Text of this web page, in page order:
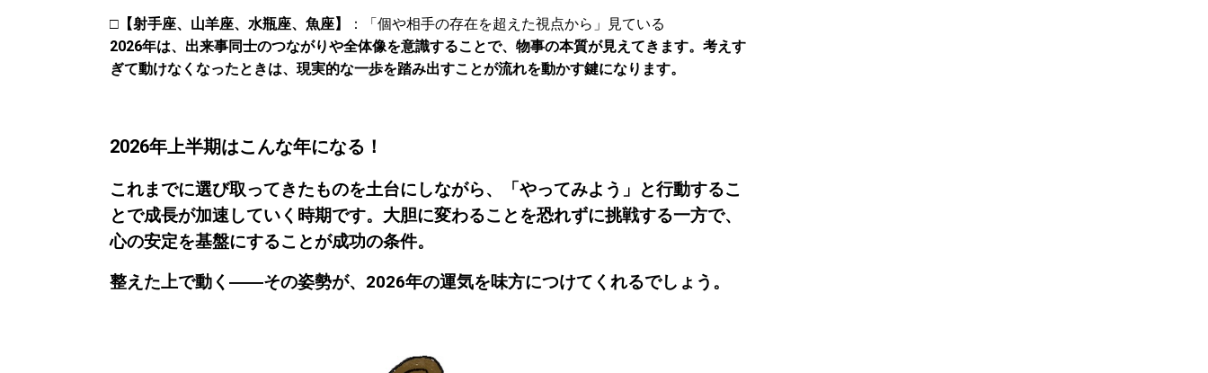
□ 【射手座、山羊座、水瓶座、魚座】
：「個や相手の存在を超えた視点から」見ている
2026年は、出来事同士のつながりや全体像を意識することで、物事の本質が見えてきます。考えす
ぎて動けなくなったときは、現実的な一歩を踏み出すことが流れを動かす鍵になります。
2026年上半期はこんな年になる！
これまでに選び取ってきたものを土台にしながら、「やってみよう」と行動するこ
とで成長が加速していく時期です。大胆に変わることを恐れずに挑戦する一方で、
心の安定を基盤にすることが成功の条件。
整えた上で動く――その姿勢が、2026年の運気を味方につけてくれるでしょう。